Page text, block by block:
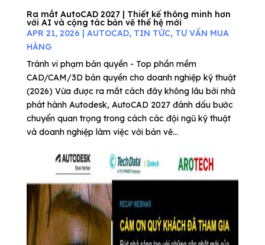
Ra mắt AutoCAD 2027 | Thiết kế thông minh hơn
với AI và cộng tác bản vẽ thế hệ mới
APR 21, 2026 | AUTOCAD, TIN TỨC, TƯ VẤN MUA
HÀNG
Tránh vi phạm bản quyền - Top phần mềm
CAD/CAM/3D bản quyền cho doanh nghiệp kỹ thuật
(2026) Vừa được ra mắt cách đây không lâu bởi nhà
phát hành Autodesk, AutoCAD 2027 đánh dấu bước
chuyển quan trọng trong cách các đội ngũ kỹ thuật
và doanh nghiệp làm việc với bản vẽ...